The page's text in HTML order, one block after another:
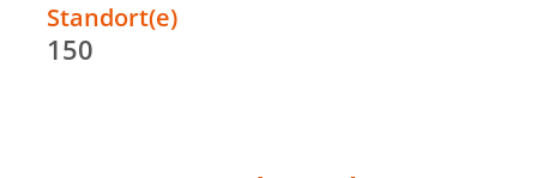
Standort(e)
150